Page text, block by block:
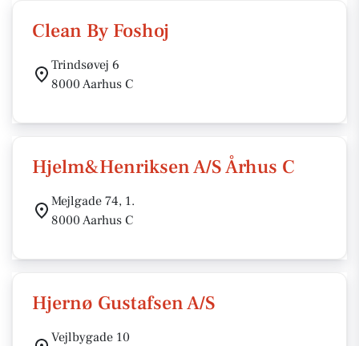
Clean By Foshoj
Trindsøvej 6
8000 Aarhus C
Hjelm&Henriksen A/S Århus C
Mejlgade 74, 1.
8000 Aarhus C
Hjernø Gustafsen A/S
Vejlbygade 10